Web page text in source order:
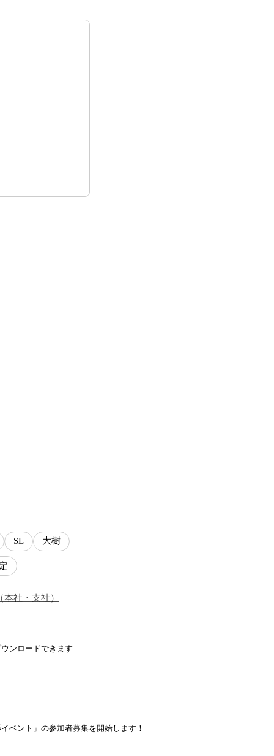
SL 大樹
（本社・支社）
ンロードできます
ベント」の参加者募集を開始します！